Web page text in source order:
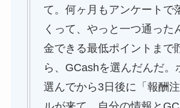
て。何ヶ月もアンケートで
くって、やっと一つ通った
金できる最低ポイントまで
ら、GCashを選んだんだ。
選んでから3日後に「報酬